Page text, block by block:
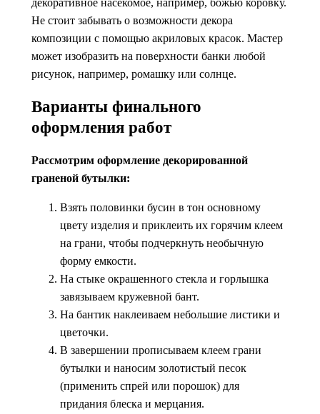
декоративное насекомое, например, божью коровку.
Не стоит забывать о возможности декора
композиции с помощью акриловых красок. Мастер
может изобразить на поверхности банки любой
рисунок, например, ромашку или солнце.
Варианты финального
оформления работ
Рассмотрим оформление декорированной
граненой бутылки:
Взять половинки бусин в тон основному
цвету изделия и приклеить их горячим клеем
на грани, чтобы подчеркнуть необычную
форму емкости.
На стыке окрашенного стекла и горлышка
завязываем кружевной бант.
На бантик наклеиваем небольшие листики и
цветочки.
В завершении прописываем клеем грани
бутылки и наносим золотистый песок
(применить спрей или порошок) для
придания блеска и мерцания.